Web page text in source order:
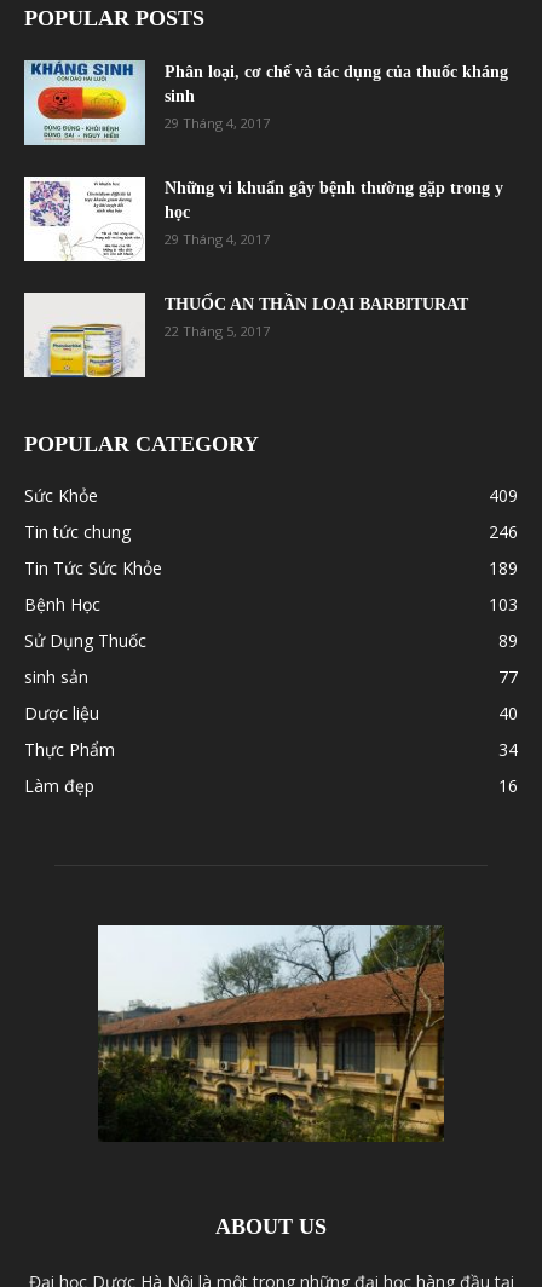
POPULAR POSTS
Phân loại, cơ chế và tác dụng của thuốc kháng
sinh
29 Tháng 4, 2017
Những vi khuẩn gây bệnh thường gặp trong y
học
29 Tháng 4, 2017
THUỐC AN THẦN LOẠI BARBITURAT
22 Tháng 5, 2017
POPULAR CATEGORY
Sức Khỏe
409
Tin tức chung
246
Tin Tức Sức Khỏe
189
Bệnh Học
103
Sử Dụng Thuốc
89
sinh sản
77
Dược liệu
40
Thực Phẩm
34
Làm đẹp
16
ABOUT US
Đại học Dược Hà Nội là một trong những đại học hàng đầu tại